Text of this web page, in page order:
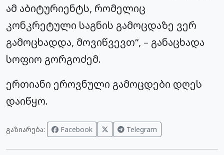
ამ აბიტურიენტს, რომელიც
კონკრეტული საგნის გამოცდაზე ვერ
გამოცხადდა, მოვიწვევთ“, – განაცხადა
სოფიო გორგოძემ.
ერთიანი ეროვნული გამოცდები დღეს
დაიწყო.
გაზიარება: Facebook Telegram